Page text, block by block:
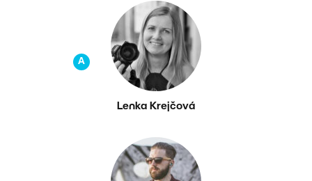
A
Lenka Krejčová